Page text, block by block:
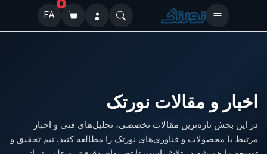
0
FA
اخبار و مقالات نورتک
در این بخش تازه‌ترین مقالات تخصصی، تحلیل‌های فنی و اخبار
مرتبط با محصولات و فناوری‌های نورتک را مطالعه کنید. تیم تحقیق و